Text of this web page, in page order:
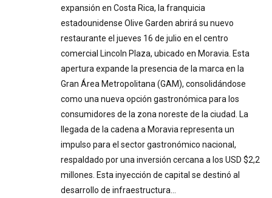
expansión en Costa Rica, la franquicia
estadounidense Olive Garden abrirá su nuevo
restaurante el jueves 16 de julio en el centro
comercial Lincoln Plaza, ubicado en Moravia. Esta
apertura expande la presencia de la marca en la
Gran Área Metropolitana (GAM), consolidándose
como una nueva opción gastronómica para los
consumidores de la zona noreste de la ciudad. La
llegada de la cadena a Moravia representa un
impulso para el sector gastronómico nacional,
respaldado por una inversión cercana a los USD $2,2
millones. Esta inyección de capital se destinó al
desarrollo de infraestructura…